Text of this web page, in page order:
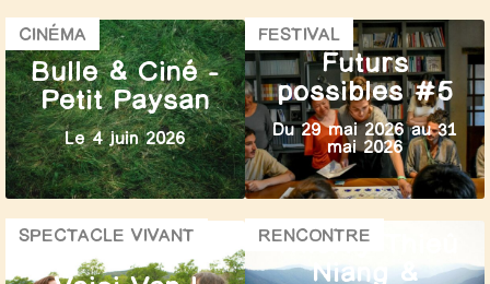
Bulle & Ciné –
Petit Paysan
Le 4 juin 2026
CINÉMA
Futurs
possibles #5
Du 29 mai 2026 au 31
mai 2026
FESTIVAL
SPECTACLE VIVANT
Thierry Thieû
Niang &
RENCONTRE